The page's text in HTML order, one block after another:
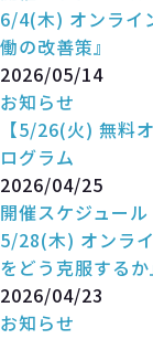
6/4(木) オンライ
働の改善策』
2026/05/14
お知らせ
【5/26(火) 無料
ログラム
2026/04/25
開催スケジュール
5/28(木) オンラ
をどう克服するか
2026/04/23
お知らせ